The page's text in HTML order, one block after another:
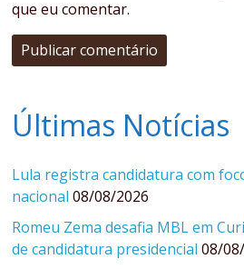
que eu comentar.
Últimas Notícias
Lula registra candidatura com
nacional 08/08/2026
Romeu Zema desafia MBL em
de candidatura presidencial 08/